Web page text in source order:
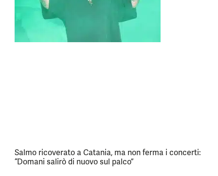
Salmo ricoverato a Catania, ma non ferma i concerti:
“Domani salirò di nuovo sul palco”